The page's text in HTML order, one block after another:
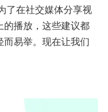
了在社交媒体分享视
播放，这些建议都
易举。现在让我们